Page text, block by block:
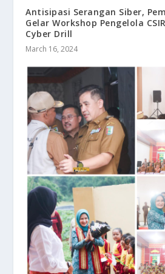
Antisipasi Serangan Siber,
Gelar Workshop Pengelola
Cyber Drill
March 16, 2024